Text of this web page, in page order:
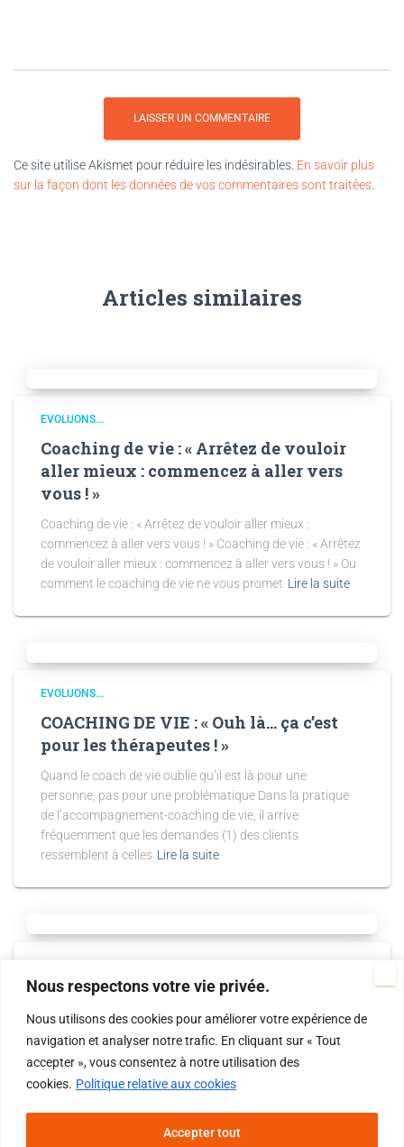
Nous respectons votre vie privée.
Nous utilisons des cookies pour améliorer votre expérience de
navigation et analyser notre trafic. En cliquant sur « Tout
accepter », vous consentez à notre utilisation des
cookies. Politique relative aux cookies
Accepter tout
Ce site utilise Akismet pour réduire les indésirables. En savoir plus
sur la façon dont les données de vos commentaires sont traitées
Articles similaires
EVOLUONS...
Coaching de vie : « Arrêtez de vouloir
aller mieux : commencez à aller vers
vous ! »
Coaching de vie : « Arrêtez de vouloir aller mieux :
commencez à aller vers vous ! » Coaching de vie : « Arrêtez
de vouloir aller mieux : commencez à aller vers vous ! » Ou
comment le coaching de vie ne vous promet Lire la suite
EVOLUONS...
COACHING DE VIE : « Ouh là… ça c’est
pour les thérapeutes ! »
Quand le coach de vie oublie qu’il est là pour une
personne, pas pour une problématique Dans la pratique
de l’accompagnement-coaching de vie, il arrive
fréquemment que les demandes (1) des clients
ressemblent à celles Lire la suite
Coaching de vie : ça bloque ! 2ème
partie
Dans la 1ère partie, nous avons vu des situations qui
concernaient le coach de vie lui-même. Dans cette 2ème
partie, chers coachs de vie, je vous propose de faire